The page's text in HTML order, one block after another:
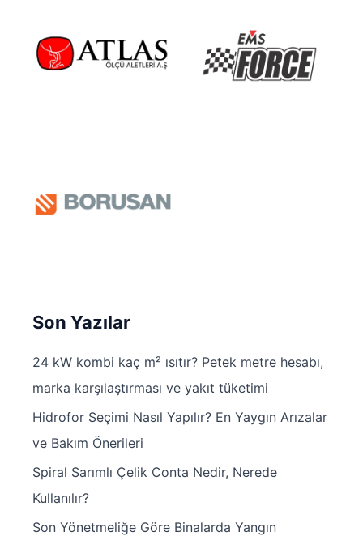
Son Yazılar
24 kW kombi kaç m² ısıtır? Petek metre hesabı,
marka karşılaştırması ve yakıt tüketimi
Hidrofor Seçimi Nasıl Yapılır? En Yaygın Arızalar
ve Bakım Önerileri
Spiral Sarımlı Çelik Conta Nedir, Nerede
Kullanılır?
Son Yönetmeliğe Göre Binalarda Yangın